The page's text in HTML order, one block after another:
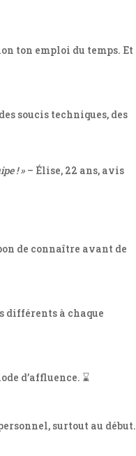
ton emploi du temps. Et
soucis techniques, des
! » – Élise, 22 ans, avis
de connaître avant de
différents à chaque
d’affluence. ⌛
surtout au début.